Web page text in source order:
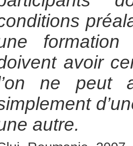
formation
avoir
ne peut
autre.